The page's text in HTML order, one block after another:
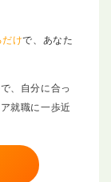
けで、あなた
、自分に合っ
就職に一歩近